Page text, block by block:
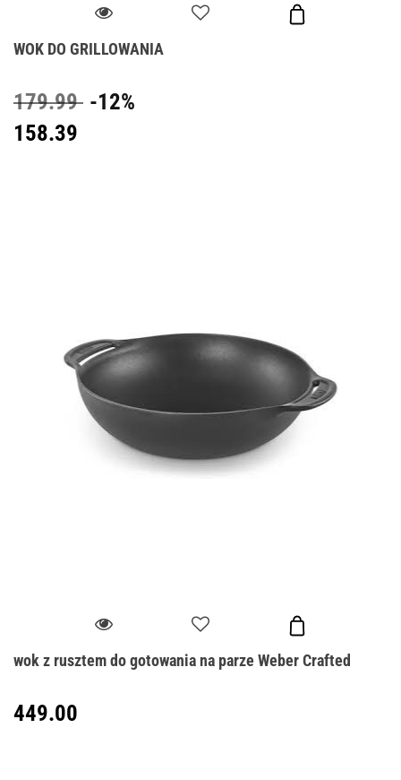
WOK DO GRILLOWANIA
179.99 -12%
158.39
wok z rusztem do gotowania na parze Weber Crafted
449.00